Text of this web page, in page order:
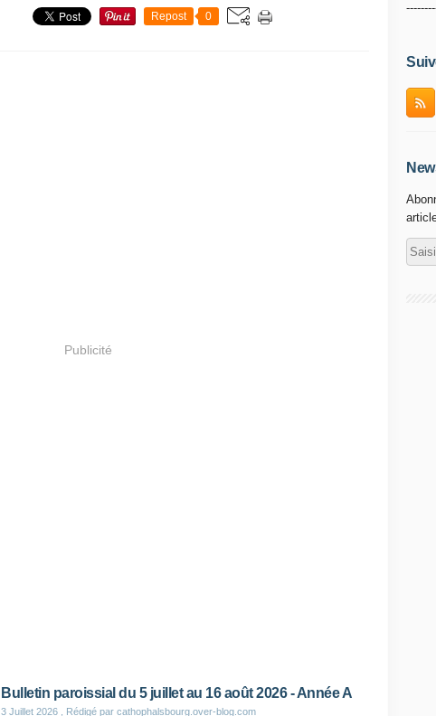
Repost 0
Publicité
Bulletin paroissial du 5 juillet au 16 août 2026 - Année A
3 Juillet 2026 , Rédigé par cathophalsbourg.over-blog.com